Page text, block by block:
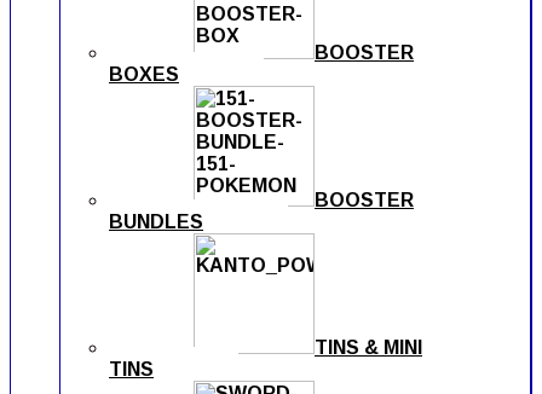
BOOSTER
BOXES
BOOSTER
BUNDLES
TINS & MINI
TINS